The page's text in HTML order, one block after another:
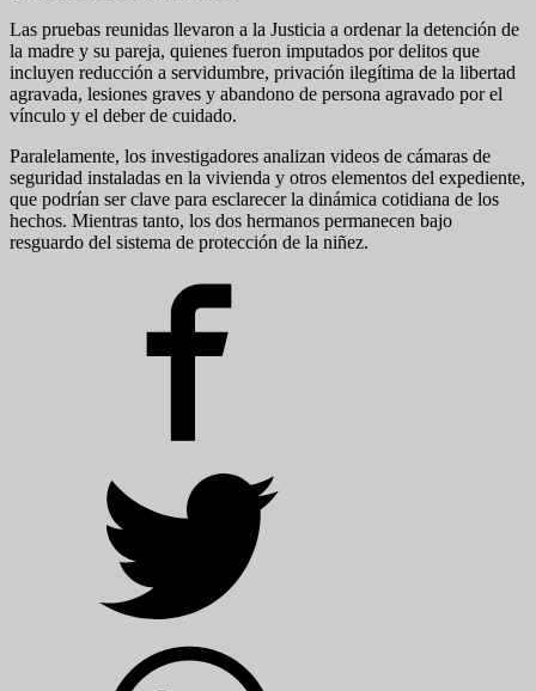
Las pruebas reunidas llevaron a la Justicia a ordenar la detención de
la madre y su pareja, quienes fueron imputados por delitos que
incluyen reducción a servidumbre, privación ilegítima de la libertad
agravada, lesiones graves y abandono de persona agravado por el
vínculo y el deber de cuidado.
Paralelamente, los investigadores analizan videos de cámaras de
seguridad instaladas en la vivienda y otros elementos del expediente,
que podrían ser clave para esclarecer la dinámica cotidiana de los
hechos. Mientras tanto, los dos hermanos permanecen bajo
resguardo del sistema de protección de la niñez.